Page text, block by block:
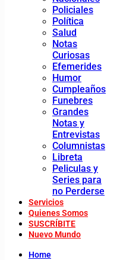
Policiales
Política
Salud
Notas
Curiosas
Efemerides
Humor
Cumpleaños
Funebres
Grandes
Notas y
Entrevistas
Columnistas
Libreta
Peliculas y
Series para
no Perderse
Servicios
Quienes Somos
SUSCRÍBITE
Nuevo Mundo
Home